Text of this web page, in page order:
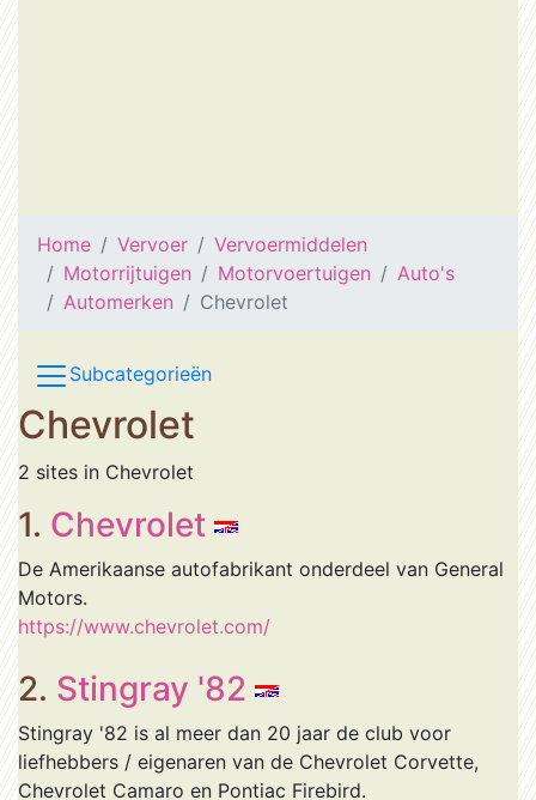
Home Vervoer
Vervoermiddelen
Motorrijtuigen
Motorvoertuigen
Auto's
Automerken
Chevrolet
Subcategorieën
Chevrolet
2 sites in Chevrolet
1. Chevrolet
De Amerikaanse autofabrikant onderdeel van General
Motors.
https://www.chevrolet.com/
2. Stingray '82
Stingray '82 is al meer dan 20 jaar de club voor
liefhebbers / eigenaren van de Chevrolet Corvette,
Chevrolet Camaro en Pontiac Firebird.